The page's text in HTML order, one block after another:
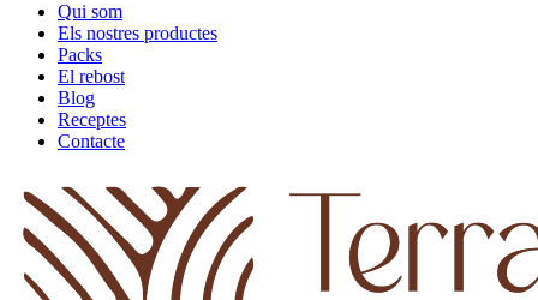
Qui som
Els nostres productes
Packs
El rebost
Blog
Receptes
Contacte